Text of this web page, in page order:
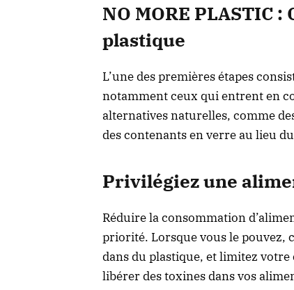
NO MORE PLASTIC
plastique
L’une des premières étapes
notamment ceux qui entrent en
alternatives naturelles, comme
des contenants en verre au lieu
Privilégiez une
Réduire la consommation
priorité. Lorsque vous le pouvez,
dans du plastique, et limitez
libérer des toxines dans vos